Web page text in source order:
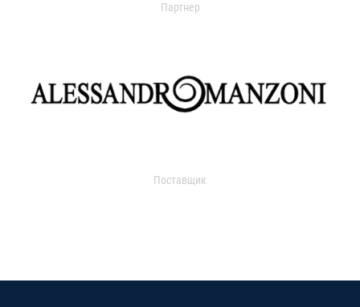
Партнер
Поставщик